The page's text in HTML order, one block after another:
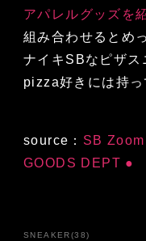
アパレルグッズを
組み合わせるとめ
ナイキSBなピザス
pizza好きには持っ
source： SB
GOODS DEPT ●
SNEAKER(38)